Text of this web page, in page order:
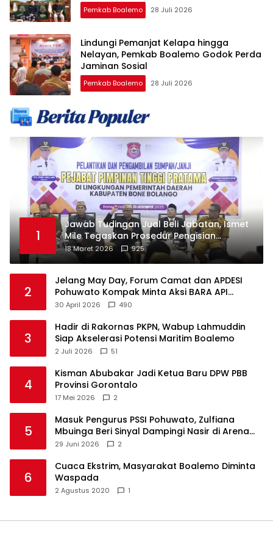
Pemkab Boalemo 28 Juli 2026
Lindungi Pemanjat Kelapa hingga
Nelayan, Pemkab Boalemo Godok Perda
Jaminan Sosial
Pemkab Boalemo 28 Juli 2026
1
Jawab Tudingan Jual Beli Jabatan, Ismet
Mile Tegaskan Prosedur Pengisian
Jabatan
18 Maret 2026 925
2
Jelang May Day, Forum Camat dan APDESI
Pohuwato Kompak Minta Aksi BARA API
Ditunda
30 April 2026 490
3
Hadir di Rakornas PKPN, Wabup Lahmuddin
Siap Akselerasi Potensi Maritim Boalemo
2 Juli 2026 51
4
Kisman Abubakar Jadi Ketua Baru DPW PBB
Provinsi Gorontalo
17 Mei 2026 2
5
Masuk Pengurus PSSI Pohuwato, Zulfiana
Mbuinga Beri Sinyal Dampingi Nasir di Arena
Politik ?
29 Juni 2026 2
6
Cuaca Ekstrim, Masyarakat Boalemo Diminta
Waspada
2 Agustus 2020 1